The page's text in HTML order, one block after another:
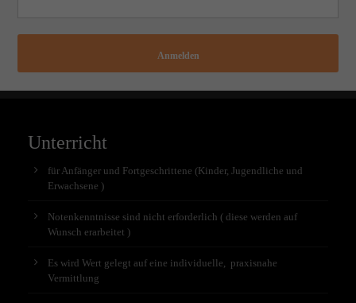
Anmelden
Unterricht
für Anfänger und Fortgeschrittene (Kinder, Jugendliche und
Erwachsene )
Notenkenntnisse sind nicht erforderlich ( diese werden auf
Wunsch erarbeitet )
Es wird Wert gelegt auf eine individuelle, praxisnahe
Vermittlung